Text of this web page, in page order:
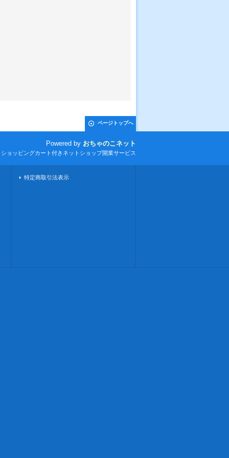
ページトップへ
Powered by おちゃのこネット
ョッピングカート付きネットショップ開業サービス
特定商取引法表示